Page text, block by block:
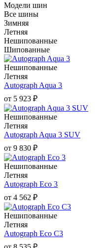
Модели шин
Все шины
Зимняя
Летняя
Нешипованные
Шипованные
Нешипованные
Летняя
Autograph Aqua 3
от 5 923 ₽
Нешипованные
Летняя
Autograph Aqua 3 SUV
от 9 830 ₽
Нешипованные
Летняя
Autograph Eco 3
от 4 562 ₽
Нешипованные
Летняя
Autograph Eco C3